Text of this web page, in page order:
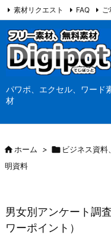
パワポ、エクセル、ワード
材
素材リクエスト FAQ
当サイト（Digipot.net）につ
ホーム >  ビジネス資
明資料
男女別アンケート調
ワーポイント）